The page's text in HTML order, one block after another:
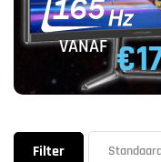
VANAF
Filter